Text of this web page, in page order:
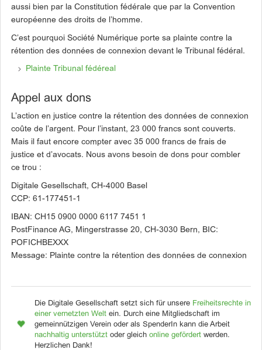
aussi bien par la Constitution fédérale que par la Convention
européenne des droits de l’homme.
C’est pourquoi Société Numérique porte sa plainte contre la
rétention des données de connexion devant le Tribunal fédéral.
Plainte Tribunal fédéreal
Appel aux dons
L’action en justice contre la rétention des données de connexion
coûte de l’argent. Pour l’instant, 23 000 francs sont couverts.
Mais il faut encore compter avec 35 000 francs de frais de
justice et d’avocats. Nous avons besoin de dons pour combler
ce trou :
Digitale Gesellschaft, CH-4000 Basel
CCP: 61-177451-1
IBAN: CH15 0900 0000 6117 7451 1
PostFinance AG, Mingerstrasse 20, CH-3030 Bern, BIC:
POFICHBEXXX
Message: Plainte contre la rétention des données de connexion
Die Digitale Gesellschaft setzt sich für unsere Freiheitsrechte in
einer vernetzten Welt ein. Durch eine Mitgliedschaft im
gemeinnützigen Verein oder als SpenderIn kann die Arbeit
nachhaltig unterstützt oder gleich online gefördert werden.
Herzlichen Dank!